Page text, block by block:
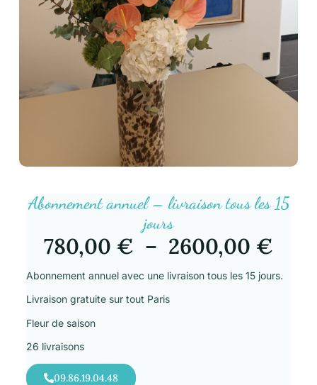
Abonnement annuel – livraison tous les 15
jours
780,00 € – 2600,00 €
Abonnement annuel avec une livraison tous les 15 jours.
Livraison gratuite sur tout Paris
Fleur de saison
26 livraisons
09.86.19.04.48